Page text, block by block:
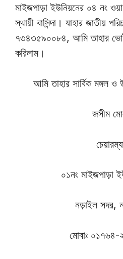
মাইজপাড়া ইউনিয়নের ০৪ নং
স্থায়ী বাসিন্দা। যাহার জাতীয়
৭৩৪৩৫৯০০৮৪, আমি তাহার
করিলাম।
আমি তাহার সার্বিক মঙ্গল ও
জসীম
০১নং মাইজপাড়া
নড়াইল সদর,
মোবাঃ